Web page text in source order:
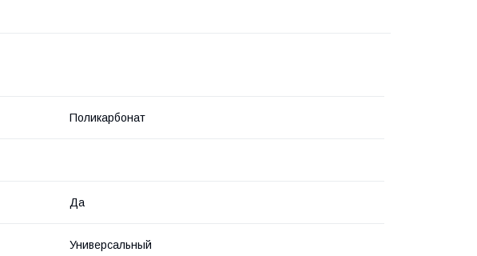
Поликарбонат
Да
Универсальный